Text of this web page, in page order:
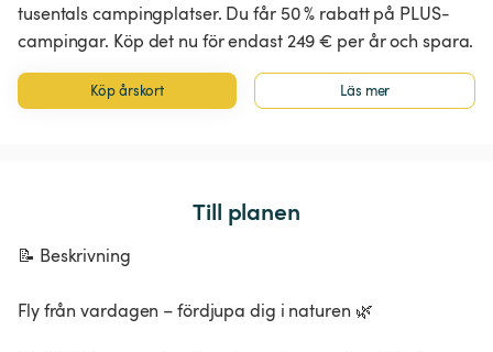
tusentals campingplatser. Du får 50 % rabatt på PLUS-
campingar. Köp det nu för endast 249 € per år och spara.
Köp årskort Läs mer
Till planen
📝 Beskrivning
Fly från vardagen – fördjupa dig i naturen 🌿